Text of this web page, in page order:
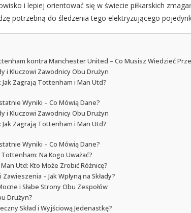
i lepiej orientować się w świecie piłkarskich
potrzebną do śledzenia tego elektryzującego
kontra Manchester United – Co Musisz Wiedzieć
i Kluczowi Zawodnicy Obu Drużyn
Zagrają Tottenham i Man Utd?
Wyniki – Co Mówią Dane?
i Kluczowi Zawodnicy Obu Drużyn
Zagrają Tottenham i Man Utd?
Wyniki – Co Mówią Dane?
Na Kogo Uważać?
Utd: Kto Może Zrobić Różnicę?
– Jak Wpłyną na Składy?
i Słabe Strony Obu Zespołów
Drużyn?
Skład i Wyjściową Jedenastkę?